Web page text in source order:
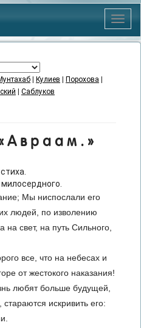
Меню
Кулиев Порохова
Саблуков
Мы ниспослали его
людей, по изволению
на свет, на путь Сильного,
все, что на небесах и
от жестокого наказания!
любят больше будущей,
искривить его: